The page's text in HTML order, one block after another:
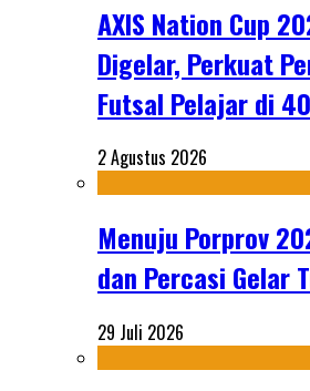
AXIS Nation Cup
Digelar, Perkuat
Futsal Pelajar di
2 Agustus 2026
Menuju Porprov
dan Percasi Gelar
29 Juli 2026